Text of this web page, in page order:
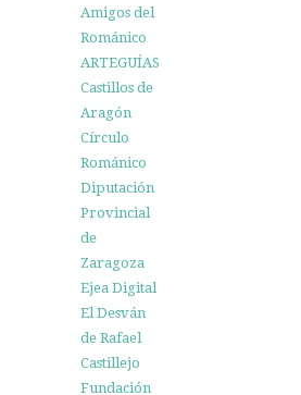
Amigos del
Románico
ARTEGUÍAS
Castillos de
Aragón
Círculo
Románico
Diputación
Provincial
de
Zaragoza
Ejea Digital
El Desván
de Rafael
Castillejo
Fundación